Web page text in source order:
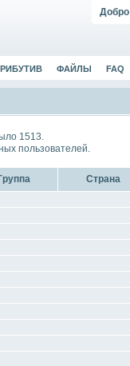
ФАЙЛЫ FAQ
1513.
пользователей.
Страна